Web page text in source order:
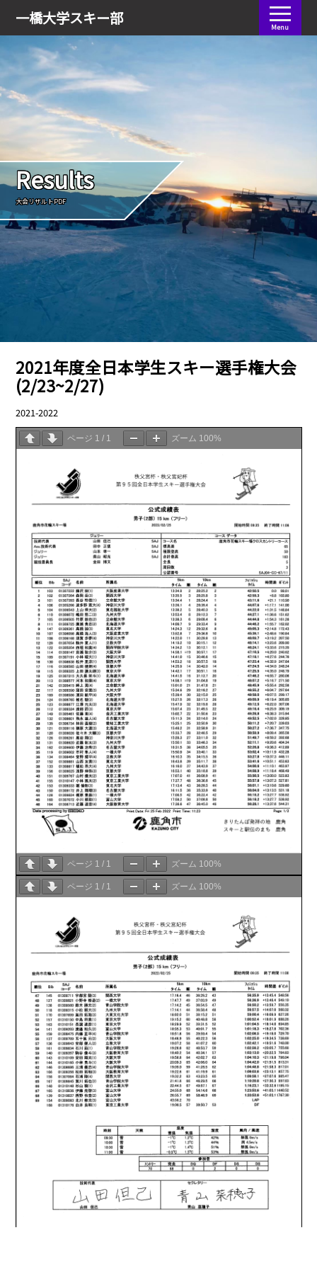
一橋大学スキー部 Menu
会員ログイン
Results
大会リザルトPDF
2021年度全日本学生スキー選手権大会
(2/23~2/27)
2021-2022
ページ 1 / 1 ズーム 100%
ページ 1 / 1 ズーム 100%
ページ 1 / 1 ズーム 100%